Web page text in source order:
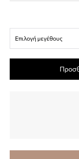
Επιλογή μεγέθους